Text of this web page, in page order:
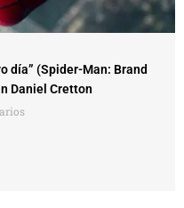
día” (Spider-Man: Brand
Daniel Cretton